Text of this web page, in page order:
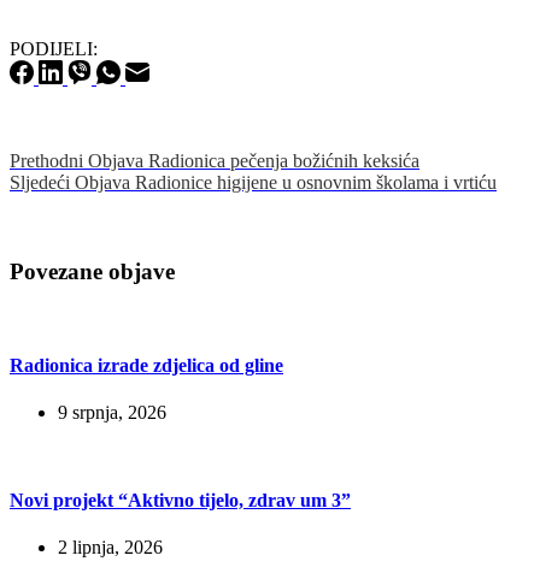
PODIJELI:
Prethodni Objava Radionica pečenja božićnih keksića
Sljedeći Objava Radionice higijene u osnovnim školama i vrtiću
Povezane objave
Radionica izrade zdjelica od gline
9 srpnja, 2026
Novi projekt “Aktivno tijelo, zdrav um 3”
2 lipnja, 2026